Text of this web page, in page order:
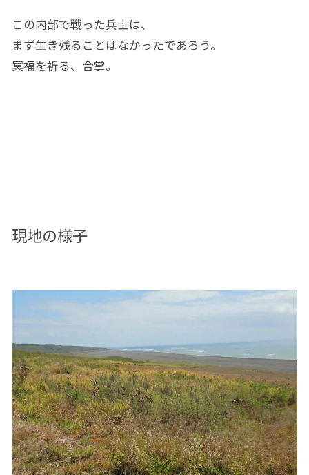
この内部で戦った兵士は、
まず生き残ることはなかったであろう。
冥福を祈る、合掌。
現地の様子